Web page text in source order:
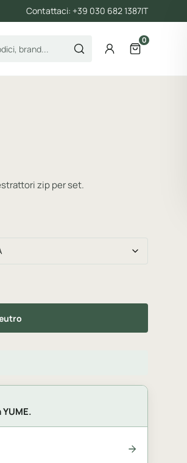
Contattaci: +39 030 682 1387IT
AccountApri il
0
zip per set.